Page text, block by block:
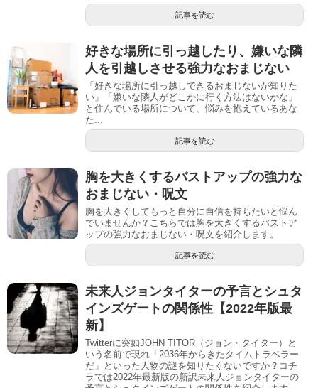
記事を読む
好きな場所に引っ越したり、嫌いな隣
人を引越しさせる強力なおまじない
「好きな場所に引っ越しできるおまじないが知りた
い」「嫌いな隣人がどこかに行く方法はないかな」
と住んでいる場所について、悩みを抱えているあな
た...
記事を読む
胸を大きくするバストアップの強力な
おまじない・呪文
胸を大きくしてもっと自分に自信を持ちたいと悩ん
でいませんか？こちらでは胸を大きくするバストア
ップの強力なおまじない・呪文を紹介します。
記事を読む
未来人ジョンタイターの予言とシュタ
インズゲートの関係性【2022年版最
新】
Twitterに突如JOHN TITOR（ジョン・タイター）と
いう名前で現れ「2036年からきたタイムトラベラー
だ」といった人物の謎を知りたくないですか？コチ
ラでは2022年最新版の新訳未来人ジョンタイターの